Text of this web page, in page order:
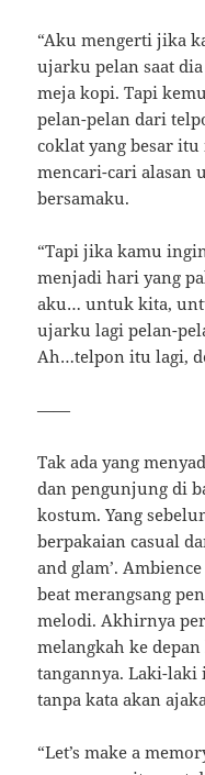
“Aku mengerti jika
ujarku pelan saat
meja kopi. Tapi
pelan-pelan dari
coklat yang besar
mencari-cari alasan
bersamaku.
“Tapi jika kamu
menjadi hari yang
aku… untuk kita,
ujarku lagi pelan-
Ah…telpon itu lagi,
——
Tak ada yang
dan pengunjung di
kostum. Yang
berpakaian casual
and glam’.
beat merangsang
melodi. Akhirnya
melangkah ke
tangannya. Laki-laki
tanpa kata akan
“Let’s make a